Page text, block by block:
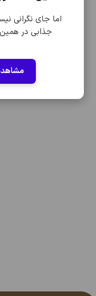
اما جای نگرانی
جذابی در